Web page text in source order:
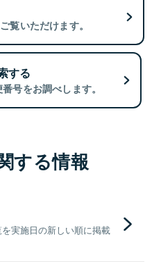
覧いただけます。
する
号をお調べします。
する情報
実施日の新しい順に掲載